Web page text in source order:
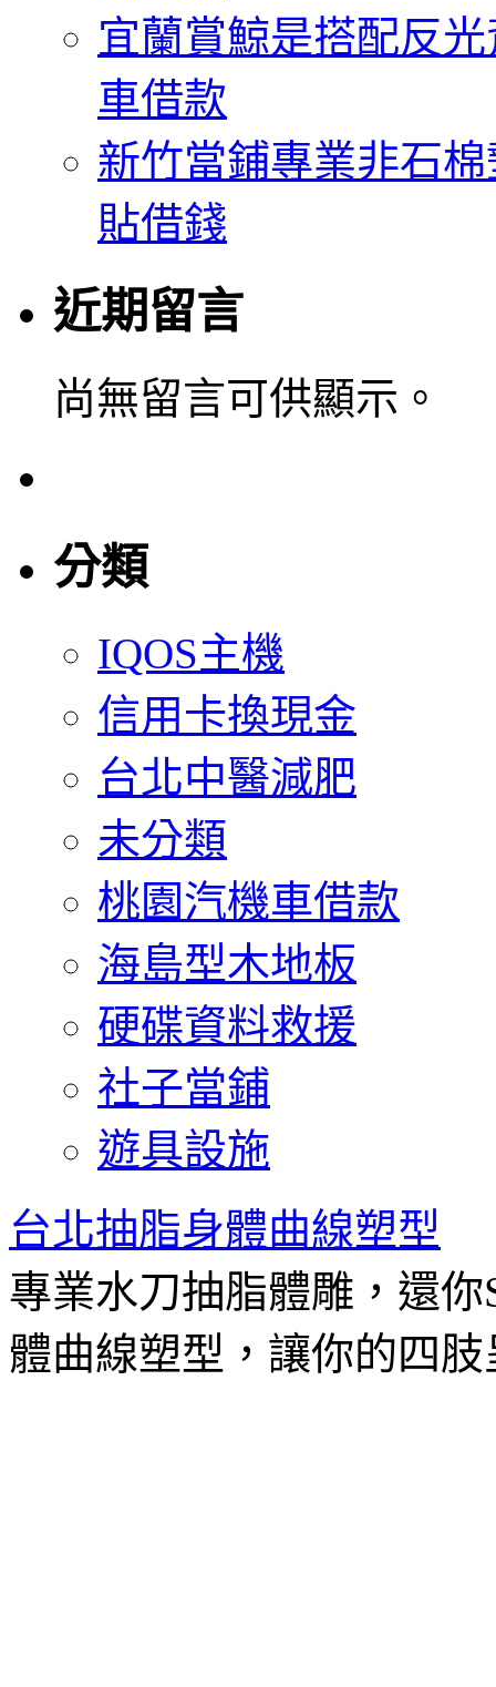
宜蘭賞鯨是搭配反
車借款
新竹當鋪專業非石
貼借錢
近期留言
尚無留言可供顯示。
分類
IQOS主機
信用卡換現金
台北中醫減肥
未分類
桃園汽機車借款
海島型木地板
硬碟資料救援
社子當鋪
遊具設施
台北抽脂身體曲線塑型
專業水刀抽脂體雕，還
體曲線塑型，讓你的四